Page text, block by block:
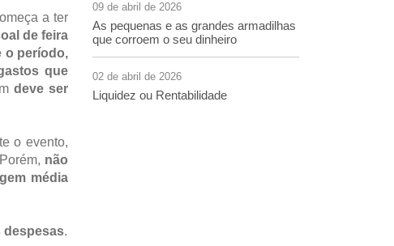
a ter
de feira
o período,
que
deve ser
o evento,
não
média
despesas.
09 de abril de 2026
As pequenas e as grandes armadilhas
que corroem o seu dinheiro
02 de abril de 2026
Liquidez ou Rentabilidade